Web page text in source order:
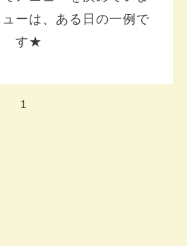
ーは、ある日の一例で
す★
1